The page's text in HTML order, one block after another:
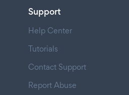
Support
Help Center
Tutorials
Contact Support
Report Abuse